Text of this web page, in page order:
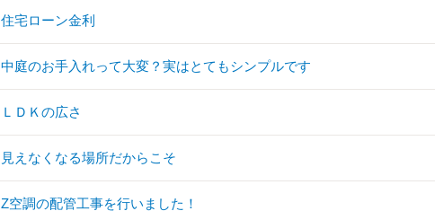
住宅ローン金利
中庭のお手入れって大変？実はとてもシンプルです
ＬＤＫの広さ
見えなくなる場所だからこそ
Z空調の配管工事を行いました！